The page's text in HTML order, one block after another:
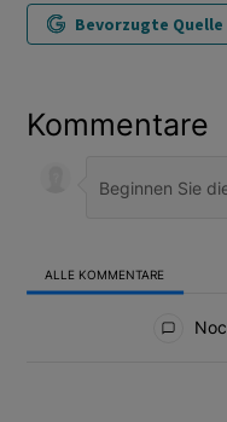
Bevorzugte Quelle
Kommentare
ALLE KOMMENTARE